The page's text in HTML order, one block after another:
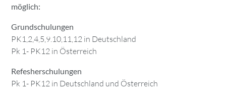
möglich:
Grundschulungen
PK1,2,4,5,9.10,11,12 in Deutschland
Pk 1- PK12 in Österreich
Refesherschulungen
Pk 1- PK12 in Deutschland und Österreich